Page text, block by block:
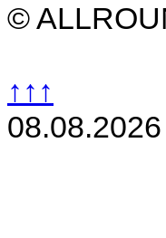
©
↑↑↑
08.08.2026